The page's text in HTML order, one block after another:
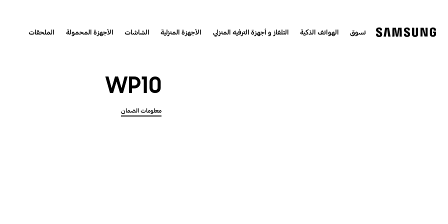
تسوق الهواتف الذكية التلفاز و أجهزة الترفيه المنزلي الأجهزة المنزلية الشاشات الأجهزة المحمولة الملحقات
WP10
معلومات الضمان